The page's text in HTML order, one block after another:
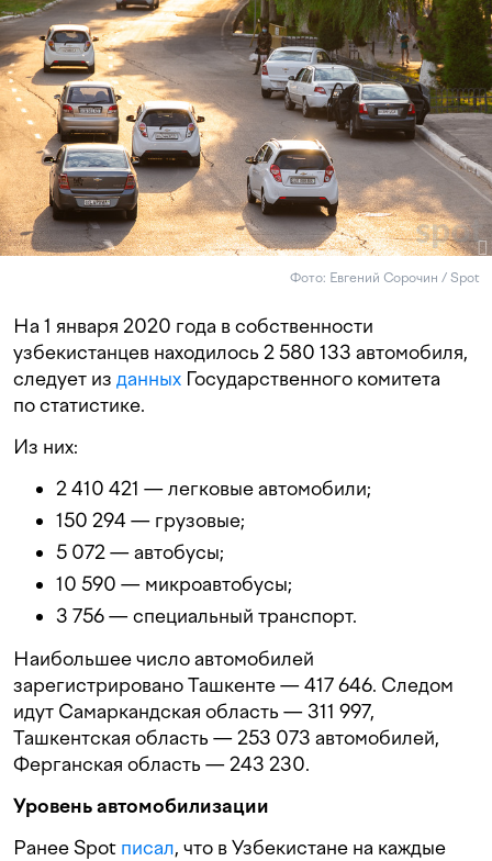
Фото: Евгений Сорочин / Spot
На 1 января 2020 года в собственности
узбекистанцев находилось 2 580 133 автомобиля,
следует из данных Государственного комитета
по статистике.
Из них:
2 410 421 — легковые автомобили;
150 294 — грузовые;
5 072 — автобусы;
10 590 — микроавтобусы;
3 756 — специальный транспорт.
Наибольшее число автомобилей
зарегистрировано Ташкенте — 417 646. Следом
идут Самаркандская область — 311 997,
Ташкентская область — 253 073 автомобилей,
Ферганская область — 243 230.
Уровень автомобилизации
Ранее Spot писал, что в Узбекистане на каждые